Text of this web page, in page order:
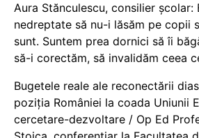
Aura Stănculescu, consilier școlar:
nedreptate să nu-i lăsăm pe copii
sunt. Suntem prea dornici să îi
să-i corectăm, să invalidăm ceea
Bugetele reale ale reconectării
poziția României la coada Uniunii
cercetare-dezvoltare / Op Ed